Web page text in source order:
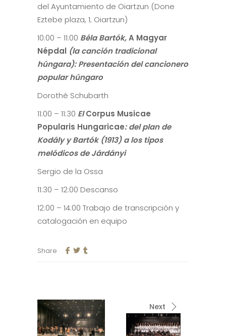
del Ayuntamiento de Oiartzun (Done
Eztebe plaza, 1; Oiartzun)
10:00 – 11:00 Béla Bartók,A Magyar
Népdal (la canción tradicional
húngara): Presentación del cancionero
popular húngaro
Dorothé Schubarth
11:00 – 11:30 ElCorpus Musicae
Popularis Hungaricae: del plan de
Kodály y Bartók (1913) a los tipos
melódicos de Járdányi
Sergio de la Ossa
11:30 – 12:00 Descanso
12:00 – 14:00 Trabajo de transcripción y
catalogación en equipo
Share
Next